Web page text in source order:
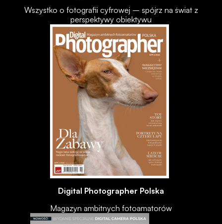
Wszystko o fotografii cyfrowej – spójrz na świat z
perspektywy obiektywu
Digital Photographer Polska
Magazyn ambitnych fotoamatorów